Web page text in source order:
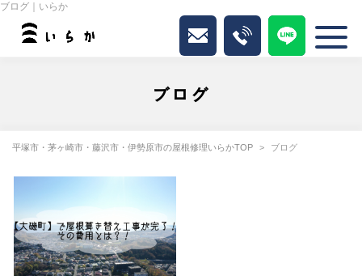
ブログ｜いらか
ブログ
平塚市・茅ヶ崎市・藤沢市・伊勢原市の屋根修理いらかTOP ブログ